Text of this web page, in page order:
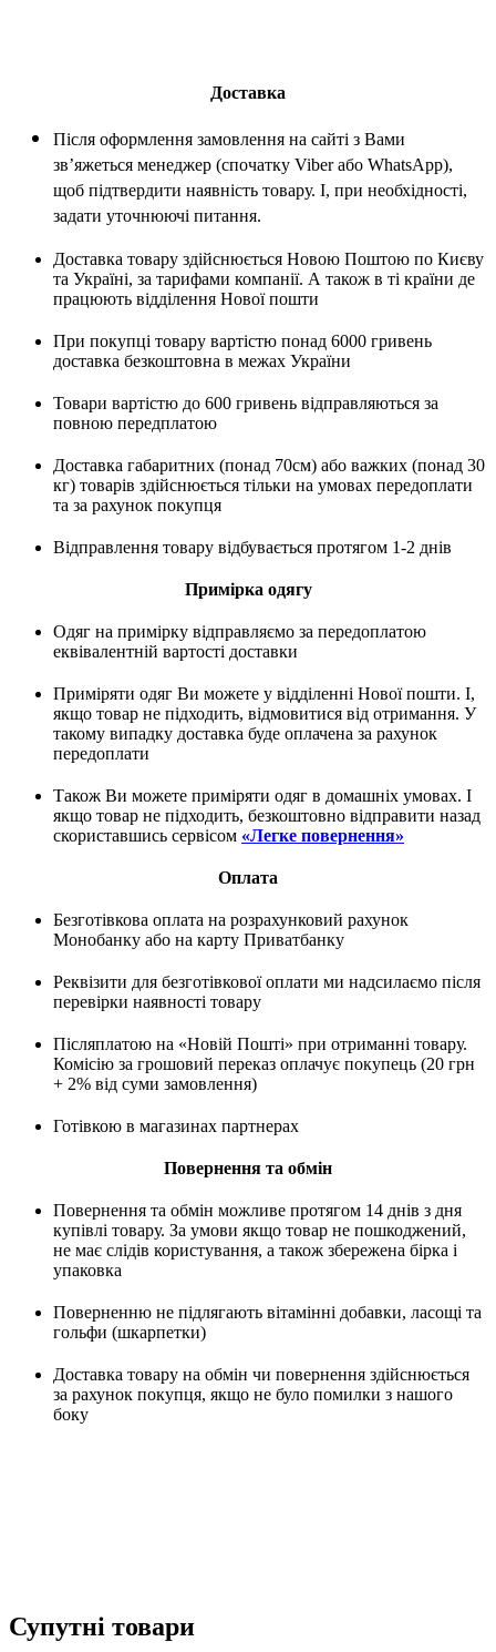
Доставка
Після оформлення замовлення на сайті з Вами
зв’яжеться менеджер (спочатку Viber або WhatsApp),
щоб підтвердити наявність товару. І, при необхідності,
задати уточнюючі питання.
Доставка товару здійснюється Новою Поштою по Києву
та Україні, за тарифами компанії. А також в ті країни де
працюють відділення Нової пошти
При покупці товару вартістю понад 6000 гривень
доставка безкоштовна в межах України
Товари вартістю до 600 гривень відправляються за
повною передплатою
Доставка габаритних (понад 70см) або важких (понад 30
кг) товарів здійснюється тільки на умовах передоплати
та за рахунок покупця
Відправлення товару відбувається протягом 1-2 днів
Примірка одягу
Одяг на примірку відправляємо за передоплатою
еквівалентній вартості доставки
Приміряти одяг Ви можете у відділенні Нової пошти. І,
якщо товар не підходить, відмовитися від отримання. У
такому випадку доставка буде оплачена за рахунок
передоплати
Також Ви можете приміряти одяг в домашніх умовах. І
якщо товар не підходить, безкоштовно відправити назад
скориставшись сервісом «Легке повернення»
Оплата
Безготівкова оплата на розрахунковий рахунок
Монобанку або на карту Приватбанку
Реквізити для безготівкової оплати ми надсилаємо після
перевірки наявності товару
Післяплатою на «Новій Пошті» при отриманні товару.
Комісію за грошовий переказ оплачує покупець (20 грн
+ 2% від суми замовлення)
Готівкою в магазинах партнерах
Повернення та обмін
Повернення та обмін можливе протягом 14 днів з дня
купівлі товару. За умови якщо товар не пошкоджений,
не має слідів користування, а також збережена бірка і
упаковка
Поверненню не підлягають вітамінні добавки, ласощі та
гольфи (шкарпетки)
Доставка товару на обмін чи повернення здійснюється
за рахунок покупця, якщо не було помилки з нашого
боку
Супутні товари